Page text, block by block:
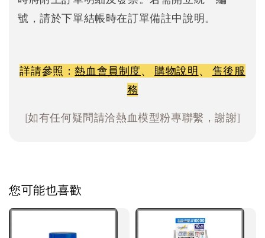
號，請於下單結帳時在訂單備註中說明。
詳請參照：熱血會員制度、 購物說明、 售後服
務
[如有任何疑問請洽熱血模型粉專聯繫，謝謝]
您可能也喜歡